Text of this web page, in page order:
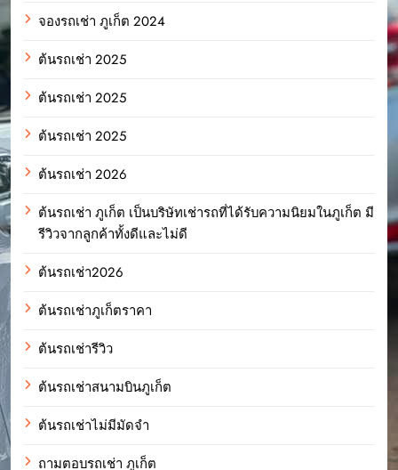
จองรถเช่า ภูเก็ต 2024
ต้นรถเช่า 2025
ต้นรถเช่า 2025
ต้นรถเช่า 2025
ต้นรถเช่า 2026
ต้นรถเช่า ภูเก็ต เป็นบริษัทเช่ารถที่ได้รับความนิยมในภูเก็ต มี
รีวิวจากลูกค้าทั้งดีและไม่ดี
ต้นรถเช่า2026
ต้นรถเช่าภูเก็ตราคา
ต้นรถเช่ารีวิว
ต้นรถเช่าสนามบินภูเก็ต
ต้นรถเช่าไม่มีมัดจำ
ถามตอบรถเช่า ภูเก็ต